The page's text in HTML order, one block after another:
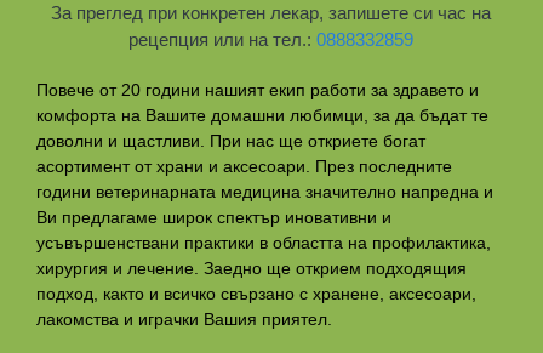
За преглед при конкретен лекар, запишете си час на
рецепция или на тел.:0888332859
Повече от 20 години нашият екип работи за здравето и
комфорта на Вашите домашни любимци, за да бъдат те
доволни и щастливи. При нас ще откриете богат
асортимент от храни и аксесоари. През последните
години ветеринарната медицина значително напредна и
Ви предлагаме широк спектър иновативни и
усъвършенствани практики в областта на профилактикa,
хирургия и лечение. Заедно ще открием подходящия
подход, както и всичко свързано с хранене, аксесоари,
лакомства и играчки Вашия приятел.